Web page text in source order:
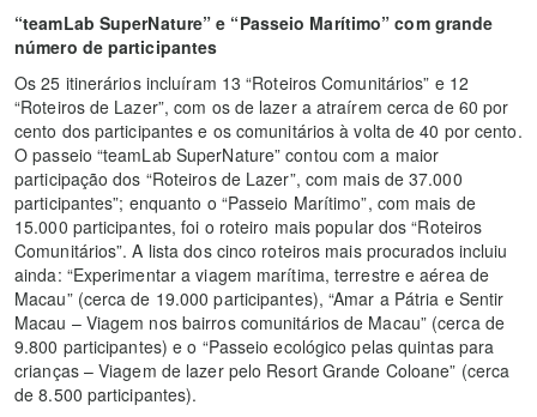
“teamLab SuperNature” e “Passeio Marítimo” com grande
número de participantes
Os 25 itinerários incluíram 13 “Roteiros Comunitários” e 12
“Roteiros de Lazer”, com os de lazer a atraírem cerca de 60 por
cento dos participantes e os comunitários à volta de 40 por cento.
O passeio “teamLab SuperNature” contou com a maior
participação dos “Roteiros de Lazer”, com mais de 37.000
participantes”; enquanto o “Passeio Marítimo”, com mais de
15.000 participantes, foi o roteiro mais popular dos “Roteiros
Comunitários”. A lista dos cinco roteiros mais procurados incluiu
ainda: “Experimentar a viagem marítima, terrestre e aérea de
Macau” (cerca de 19.000 participantes), “Amar a Pátria e Sentir
Macau – Viagem nos bairros comunitários de Macau” (cerca de
9.800 participantes) e o “Passeio ecológico pelas quintas para
crianças – Viagem de lazer pelo Resort Grande Coloane” (cerca
de 8.500 participantes).